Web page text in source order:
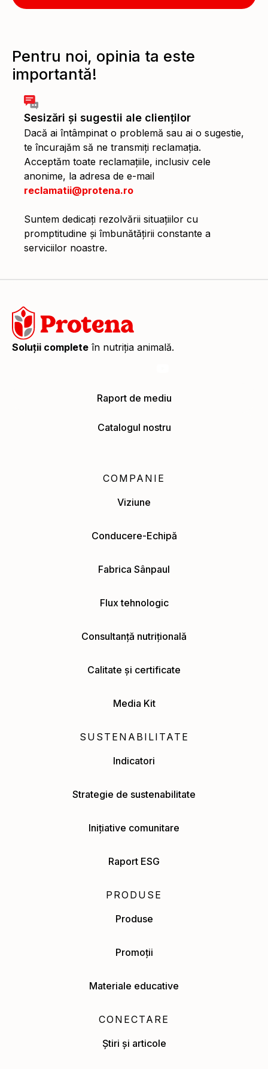
Pentru noi, opinia ta este
importantă!
Sesizări și sugestii ale clienților
Dacă ai întâmpinat o problemă sau ai o sugestie,
te încurajăm să ne transmiți reclamația.
Acceptăm toate reclamațiile, inclusiv cele
anonime, la adresa de e-mail
reclamatii@protena.ro
Suntem dedicați rezolvării situațiilor cu
promptitudine și îmbunătățirii constante a
serviciilor noastre.
Soluții complete în nutriția animală.
Raport de mediu
Catalogul nostru
COMPANIE
Viziune
Conducere-Echipă
Fabrica Sânpaul
Flux tehnologic
Consultanță nutrițională
Calitate și certificate
Media Kit
SUSTENABILITATE
Indicatori
Strategie de sustenabilitate
Inițiative comunitare
Raport ESG
PRODUSE
Produse
Promoții
Materiale educative
CONECTARE
Știri și articole